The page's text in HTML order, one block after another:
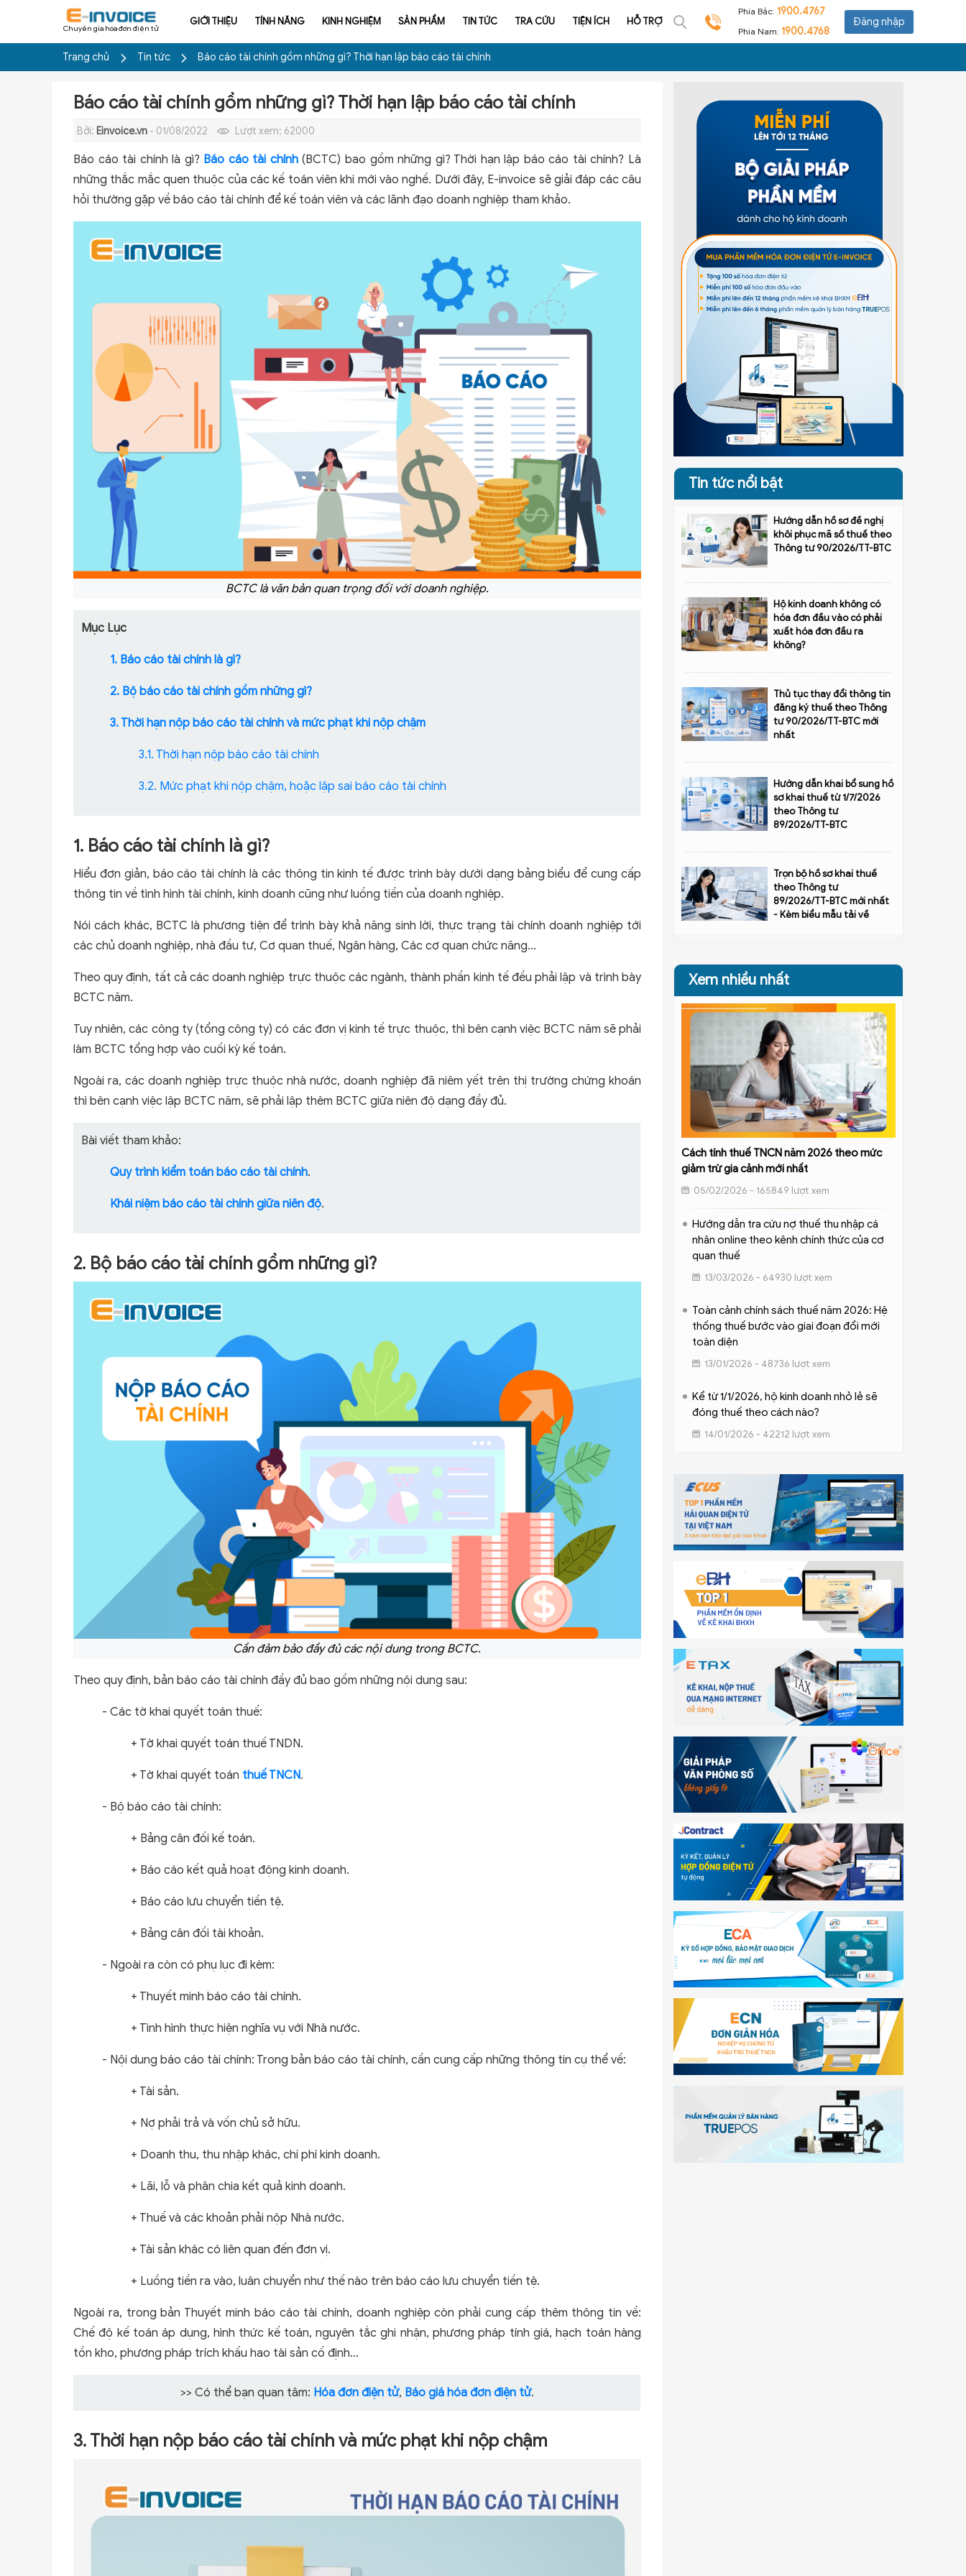
Chuyên gia hóa đơn điện tử
GIỚI THIỆU TÍNH NĂNG KINH NGHIỆM SẢN PHẨM TIN TỨC TRA CỨU TIỆN ÍCH HỖ TRỢ
Phía Bắc: 1900.4767
Phía Nam: 1900.4768
Đăng nhập
Trang chủ Tin tức Báo cáo tài chính gồm những gì? Thời hạn lập báo cáo tài chính
Báo cáo tài chính gồm những gì? Thời hạn lập báo cáo tài chính
Bởi: Einvoice.vn - 01/08/2022 Lượt xem: 62000
Báo cáo tài chính là gì? Báo cáo tài chính(BCTC) bao gồm những gì? Thời hạn lập báo cáo tài chính? Là
những thắc mắc quen thuộc của các kế toán viên khi mới vào nghề. Dưới đây, E-invoice sẽ giải đáp các câu
hỏi thường gặp về báo cáo tài chính để kế toán viên và các lãnh đạo doanh nghiệp tham khảo.
BCTC là văn bản quan trọng đối với doanh nghiệp.
Mục Lục
1. Báo cáo tài chính là gì?
2. Bộ báo cáo tài chính gồm những gì?
3. Thời hạn nộp báo cáo tài chính và mức phạt khi nộp chậm
3.1. Thời hạn nộp báo cáo tài chính
3.2. Mức phạt khi nộp chậm, hoặc lập sai báo cáo tài chính
1. Báo cáo tài chính là gì?
Hiểu đơn giản, báo cáo tài chính là các thông tin kinh tế được trình bày dưới dạng bảng biểu để cung cấp
thông tin về tình hình tài chính, kinh doanh cũng như luồng tiền của doanh nghiệp.
Nói cách khác, BCTC là phương tiện để trình bày khả năng sinh lời, thực trạng tài chính doanh nghiệp tới
các chủ doanh nghiệp, nhà đầu tư, Cơ quan thuế, Ngân hàng, Các cơ quan chức năng…
Theo quy định, tất cả các doanh nghiệp trực thuộc các ngành, thành phần kinh tế đều phải lập và trình bày
BCTC năm.
Tuy nhiên, các công ty (tổng công ty) có các đơn vị kinh tế trực thuộc, thì bên cạnh việc BCTC năm sẽ phải
làm BCTC tổng hợp vào cuối kỳ kế toán.
Ngoài ra, các doanh nghiệp trực thuộc nhà nước, doanh nghiệp đã niêm yết trên thị trường chứng khoán
thì bên cạnh việc lập BCTC năm, sẽ phải lập thêm BCTC giữa niên độ dạng đầy đủ.
Bài viết tham khảo:
Quy trình kiểm toán báo cáo tài chính.
Khái niệm báo cáo tài chính giữa niên độ.
2. Bộ báo cáo tài chính gồm những gì?
Cần đảm bảo đầy đủ các nội dung trong BCTC.
Theo quy định, bản báo cáo tài chính đầy đủ bao gồm những nội dung sau:
- Các tờ khai quyết toán thuế:
+ Tờ khai quyết toán thuế TNDN.
+ Tờ khai quyết toán thuế TNCN.
- Bộ báo cáo tài chính:
+ Bảng cân đối kế toán.
+ Báo cáo kết quả hoạt động kinh doanh.
+ Báo cáo lưu chuyển tiền tệ.
+ Bảng cân đối tài khoản.
- Ngoài ra còn có phụ lục đi kèm:
+ Thuyết minh báo cáo tài chính.
+ Tình hình thực hiện nghĩa vụ với Nhà nước.
- Nội dung báo cáo tài chính: Trong bản báo cáo tài chính, cần cung cấp những thông tin cụ thể về:
+ Tài sản.
+ Nợ phải trả và vốn chủ sở hữu.
+ Doanh thu, thu nhập khác, chi phí kinh doanh.
+ Lãi, lỗ và phân chia kết quả kinh doanh.
+ Thuế và các khoản phải nộp Nhà nước.
+ Tài sản khác có liên quan đến đơn vị.
+ Luồng tiền ra vào, luân chuyển như thế nào trên báo cáo lưu chuyển tiền tệ.
Ngoài ra, trong bản Thuyết minh báo cáo tài chính, doanh nghiệp còn phải cung cấp thêm thông tin về:
Chế độ kế toán áp dụng, hình thức kế toán, nguyên tắc ghi nhận, phương pháp tính giá, hạch toán hàng
tồn kho, phương pháp trích khấu hao tài sản cố định…
>> Có thể bạn quan tâm: Hóa đơn điện tử, Báo giá hóa đơn điện tử.
3. Thời hạn nộp báo cáo tài chính và mức phạt khi nộp chậm
Tin tức nổi bật
Hướng dẫn hồ sơ đề nghị
khôi phục mã số thuế theo
Thông tư 90/2026/TT-BTC
Hộ kinh doanh không có
hóa đơn đầu vào có phải
xuất hóa đơn đầu ra
không?
Thủ tục thay đổi thông tin
đăng ký thuế theo Thông
tư 90/2026/TT-BTC mới
nhất
Hướng dẫn khai bổ sung hồ
sơ khai thuế từ 1/7/2026
theo Thông tư
89/2026/TT-BTC
Trọn bộ hồ sơ khai thuế
theo Thông tư
89/2026/TT-BTC mới nhất
- Kèm biểu mẫu tải về
Xem nhiều nhất
Cách tính thuế TNCN năm 2026 theo mức
giảm trừ gia cảnh mới nhất
05/02/2026 - 165849 lượt xem
Hướng dẫn tra cứu nợ thuế thu nhập cá
nhân online theo kênh chính thức của cơ
quan thuế
13/03/2026 - 64930 lượt xem
Toàn cảnh chính sách thuế năm 2026: Hệ
thống thuế bước vào giai đoạn đổi mới
toàn diện
13/01/2026 - 48736 lượt xem
Kể từ 1/1/2026, hộ kinh doanh nhỏ lẻ sẽ
đóng thuế theo cách nào?
14/01/2026 - 42212 lượt xem